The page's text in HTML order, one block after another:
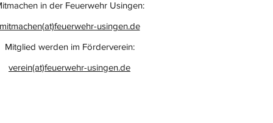
in der Feuerwehr Usingen:
usingen.de
Mitglied werden im Förderverein:
verein(at)feuerwehr-usingen.de